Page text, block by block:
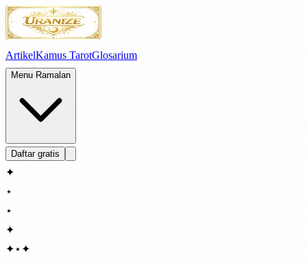
ArtikelKamus TarotGlosarium
Menu Ramalan
Daftar gratis
✦
⋆
⋆
✦
✦⋆✦